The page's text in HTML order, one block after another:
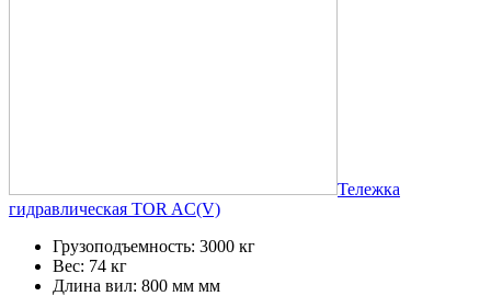
Тележка
гидравлическая TOR AC(V)
Грузоподъемность: 3000 кг
Вес: 74 кг
Длина вил: 800 мм мм